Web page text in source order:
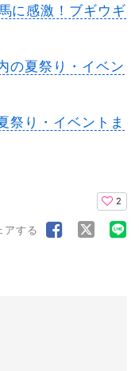
に感激！ブギウギ
の夏祭り・イベン
祭り・イベントま
2
アする